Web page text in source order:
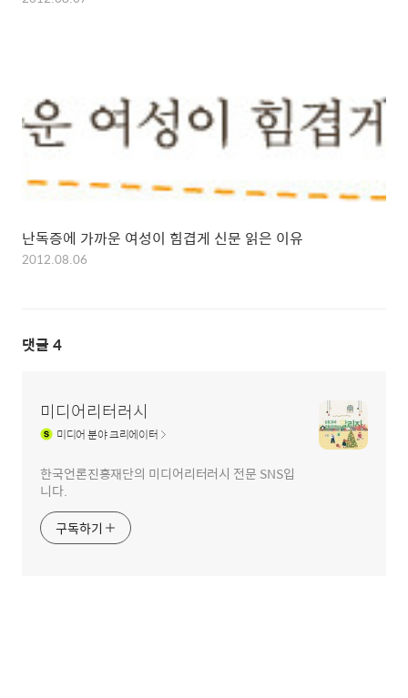
난독증에 가까운 여성이 힘겹게 신문 읽은 이유
2012.08.06
댓글 4
미디어리터러시
미디어분야 크리에이터
한국언론진흥재단의 미디어리터러시 전문 SNS입
니다.
구독하기